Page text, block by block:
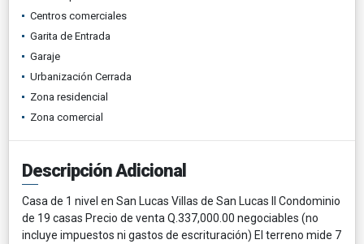
Centros comerciales
Garita de Entrada
Garaje
Urbanización Cerrada
Zona residencial
Zona comercial
Descripción Adicional
Casa de 1 nivel en San Lucas Villas de San Lucas II Condominio
de 19 casas Precio de venta Q.337,000.00 negociables (no
incluye impuestos ni gastos de escrituración) El terreno mide 7